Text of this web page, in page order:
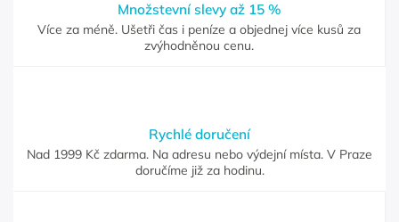
Množstevní slevy až 15 %
Více za méně. Ušetři čas i peníze a objednej více kusů za
zvýhodněnou cenu.
Rychlé doručení
Nad 1999 Kč zdarma. Na adresu nebo výdejní místa. V Praze
doručíme již za hodinu.